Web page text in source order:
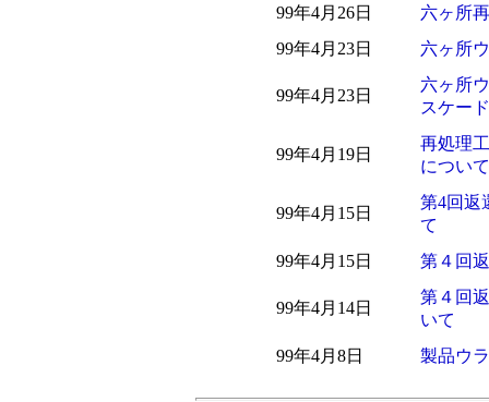
99年4月26日
六ヶ所
99年4月23日
六ヶ所
99年4月23日
六ヶ所
スケー
99年4月19日
再処理
について
99年4月15日
第4回返
て
99年4月15日
第４回
99年4月14日
第４回
いて
99年4月8日
製品ウ